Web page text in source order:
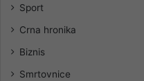
Sport
Crna hronika
Biznis
Smrtovnice